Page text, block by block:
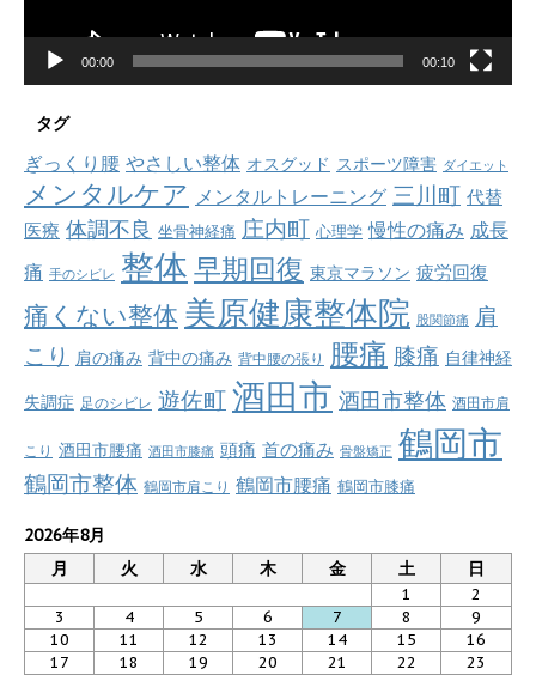
00:00 00:10
タグ
ぎっくり腰 やさしい整体 オスグッド スポーツ障害 ダイエット
メンタルケア メンタルトレーニング 三川町 代替
医療 体調不良 坐骨神経痛 庄内町 心理学 慢性の痛み 成長
痛 手のシビレ 整体 早期回復 東京マラソン 疲労回復
痛くない整体 美原健康整体院 股関節痛 肩
こり 肩の痛み 背中の痛み 背中腰の張り 腰痛 膝痛 自律神経
失調症 足のシビレ 遊佐町 酒田市 酒田市整体 酒田市肩
こり 酒田市腰痛 酒田市膝痛 頭痛 首の痛み 骨盤矯正 鶴岡市
鶴岡市整体 鶴岡市肩こり 鶴岡市腰痛 鶴岡市膝痛
2026年8月
月
火 水 木 金 土 日
1
2
3
4 5 6 7 8
9
10
11 12 13 14 15
16
17
18 19 20 21 22
23